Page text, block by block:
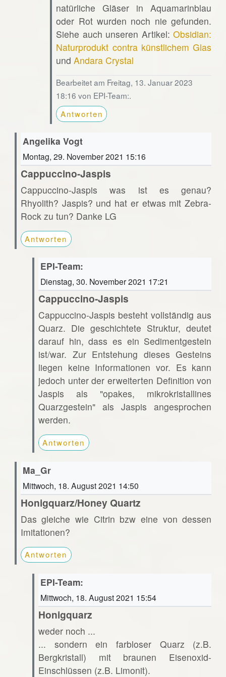
natürliche Gläser in Aquamarinblau
oder Rot wurden noch nie gefunden.
Siehe auch unseren Artikel:Obsidian:
Naturprodukt contra künstlichem Glas
undAndara Crystal
Bearbeitet am Freitag, 13. Januar 2023
18:16 von EPI-Team:.
Antworten
Angelika Vogt
Montag, 29. November 2021 15:16
Cappuccino-Jaspis
Cappuccino-Jaspis was ist es genau?
Rhyolith? Jaspis? und hat er etwas mit Zebra-
Rock zu tun? Danke LG
Antworten
EPI-Team:
Dienstag, 30. November 2021 17:21
Cappuccino-Jaspis
Cappuccino-Jaspis besteht vollständig aus
Quarz. Die geschichtete Struktur, deutet
darauf hin, dass es ein Sedimentgestein
ist/war. Zur Entstehung dieses Gesteins
liegen keine Informationen vor. Es kann
jedoch unter der erweiterten Definition von
Jaspis als "opakes, mikrokristallines
Quarzgestein" als Jaspis angesprochen
werden.
Antworten
Ma_Gr
Mittwoch, 18. August 2021 14:50
Honigquarz/Honey Quartz
Das gleiche wie Citrin bzw eine von dessen
Imitationen?
Antworten
EPI-Team:
Mittwoch, 18. August 2021 15:54
Honigquarz
weder noch ...
... sondern ein farbloser Quarz (z.B.
Bergkristall) mit braunen Eisenoxid-
Einschlüssen (z.B. Limonit).